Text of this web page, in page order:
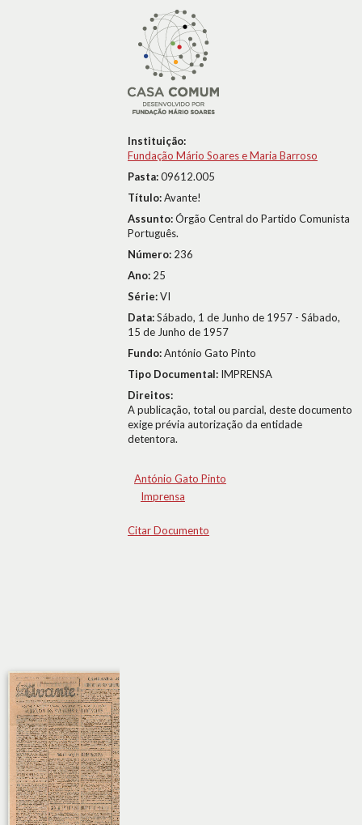
Instituição:
Fundação Mário Soares e Maria Barroso
Pasta:09612.005
Título:Avante!
Assunto:Órgão Central do Partido Comunista
Português.
Número: 236
Ano: 25
Série:VI
Data:Sábado, 1 de Junho de 1957 - Sábado,
15 de Junho de 1957
Fundo:António Gato Pinto
Tipo Documental: IMPRENSA
Direitos:
A publicação, total ou parcial, deste documento
exige prévia autorização da entidade
detentora.
António Gato Pinto
Imprensa
Citar Documento